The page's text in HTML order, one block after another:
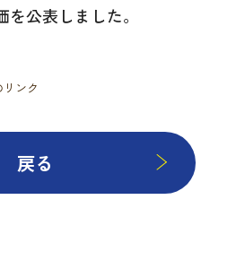
を公表しました。
ンク
戻る